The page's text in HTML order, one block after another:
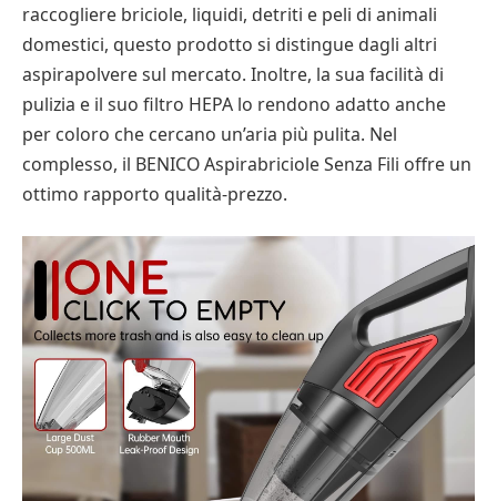
raccogliere briciole, liquidi, detriti e peli di animali
domestici, questo prodotto si distingue dagli altri
aspirapolvere sul mercato. Inoltre, la sua facilità di
pulizia e il suo filtro HEPA lo rendono adatto anche
per coloro che cercano un’aria più pulita. Nel
complesso, il BENICO Aspirabriciole Senza Fili offre un
ottimo rapporto qualità-prezzo.